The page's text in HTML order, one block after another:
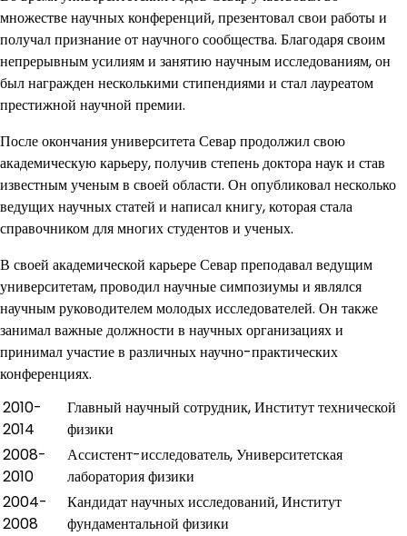
множестве научных конференций, презентовал свои работы и
получал признание от научного сообщества. Благодаря своим
непрерывным усилиям и занятию научным исследованиям, он
был награжден несколькими стипендиями и стал лауреатом
престижной научной премии.
После окончания университета Севар продолжил свою
академическую карьеру, получив степень доктора наук и став
известным ученым в своей области. Он опубликовал несколько
ведущих научных статей и написал книгу, которая стала
справочником для многих студентов и ученых.
В своей академической карьере Севар преподавал ведущим
университетам, проводил научные симпозиумы и являлся
научным руководителем молодых исследователей. Он также
занимал важные должности в научных организациях и
принимал участие в различных научно-практических
конференциях.
2010-
2014
Главный научный сотрудник, Институт технической
физики
2008-
2010
Ассистент-исследователь, Университетская
лаборатория физики
2004-
2008
Кандидат научных исследований, Институт
фундаментальной физики